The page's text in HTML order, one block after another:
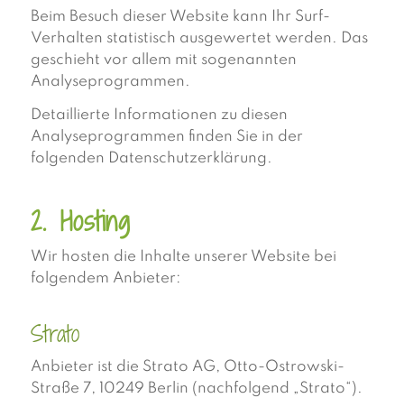
Beim Besuch dieser Website kann Ihr Surf-
Verhalten statistisch ausgewertet werden. Das
geschieht vor allem mit sogenannten
Analyseprogrammen.
Detaillierte Informationen zu diesen
Analyseprogrammen finden Sie in der
folgenden Datenschutzerklärung.
2. Hosting
Wir hosten die Inhalte unserer Website bei
folgendem Anbieter:
Strato
Anbieter ist die Strato AG, Otto-Ostrowski-
Straße 7, 10249 Berlin (nachfolgend „Strato“).